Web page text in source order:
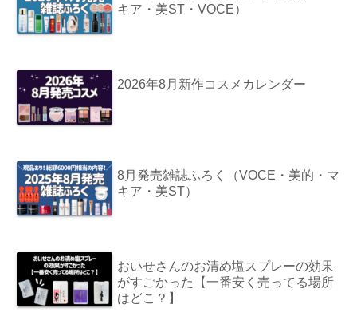
キア・美ST・VOCE）
2026年8月新作コスメカレンダー
8月発売雑誌ふろく（VOCE・美的・マ
キア・美ST）
おいせさんのお清め塩スプレーの効果
がすごかった【一番安く売ってる場所
はどこ？】